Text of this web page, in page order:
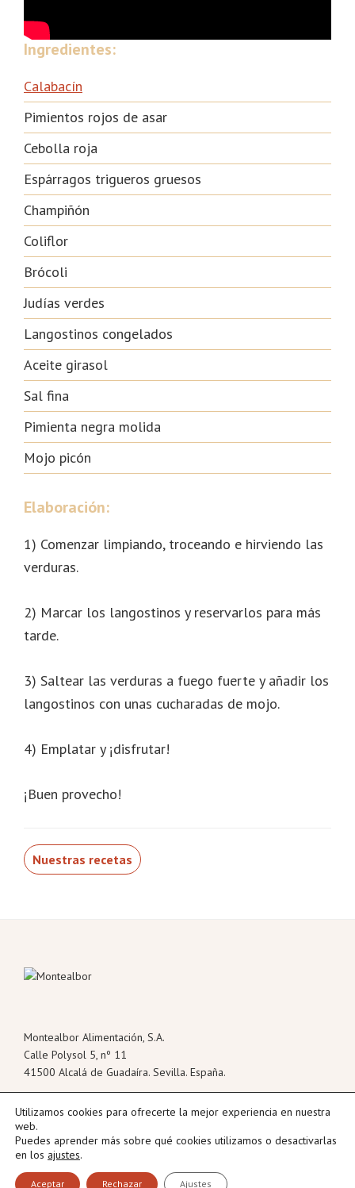
Ingredientes:
Calabacín
Pimientos rojos de asar
Cebolla roja
Espárragos trigueros gruesos
Champiñón
Coliflor
Brócoli
Judías verdes
Langostinos congelados
Aceite girasol
Sal fina
Pimienta negra molida
Mojo picón
Elaboración:
1) Comenzar limpiando, troceando e hirviendo las
verduras.
2) Marcar los langostinos y reservarlos para más
tarde.
3) Saltear las verduras a fuego fuerte y añadir los
langostinos con unas cucharadas de mojo.
4) Emplatar y ¡disfrutar!
¡Buen provecho!
Nuestras recetas
Footer
Montealbor Alimentación, S.A.
Calle Polysol 5, nº 11
41500 Alcalá de Guadaíra. Sevilla. España.
Tel: +34 955 630 103
Utilizamos cookies para ofrecerte la mejor experiencia en nuestra
web.
Puedes aprender más sobre qué cookies utilizamos o desactivarlas
en los ajustes.
Aceptar Rechazar Ajustes